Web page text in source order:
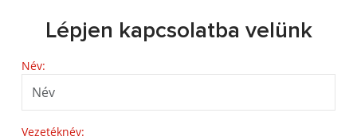
Lépjen kapcsolatba velünk
Név:
Vezetéknév: